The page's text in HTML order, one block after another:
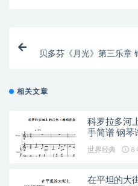
贝多芬《月光》第三乐章
相关文章
科罗拉多河
手简谱 钢琴
世界经典 8
在平坦的大